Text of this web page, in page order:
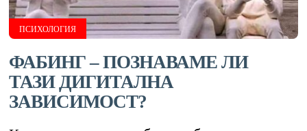
ПСИХОЛОГИЯ
ФАБИНГ – ПОЗНАВАМЕ ЛИ
ТАЗИ ДИГИТАЛНА
ЗАВИСИМОСТ?